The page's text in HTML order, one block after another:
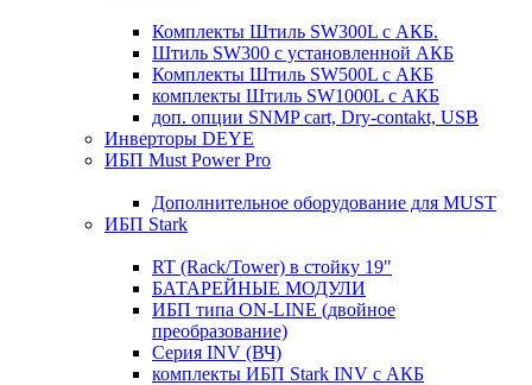
Комплекты Штиль SW300L с АКБ.
Штиль SW300 с установленной АКБ
Комплекты Штиль SW500L с АКБ
комплекты Штиль SW1000L с АКБ
доп. опции SNMP cart, Dry-contakt, USB
Инверторы DEYE
ИБП Must Power Pro
Дополнительное оборудование для MUST
ИБП Stark
RT (Rack/Tower) в стойку 19"
БАТАРЕЙНЫЕ МОДУЛИ
ИБП типа ON-LINE (двойное
преобразование)
Серия INV (ВЧ)
комплекты ИБП Stark INV с АКБ